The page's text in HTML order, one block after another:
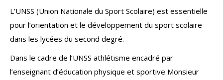
L’UNSS (Union Nationale du Sport Scolaire) est essentielle
pour l’orientation et le développement du sport scolaire
dans les lycées du second degré.
Dans le cadre de l’UNSS athlétisme encadré par
l’enseignant d’éducation physique et sportive Monsieur